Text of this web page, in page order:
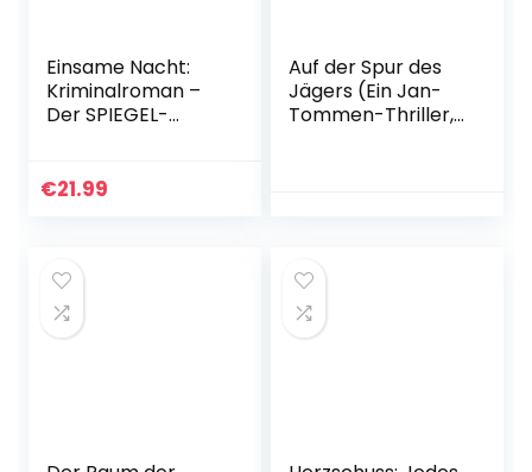
Einsame Nacht:
Kriminalroman –
Der SPIEGEL-
4) Kindle Ausgabe
€21.99
Auf der Spur des
Jägers (Ein Jan-
Tommen-Thriller,